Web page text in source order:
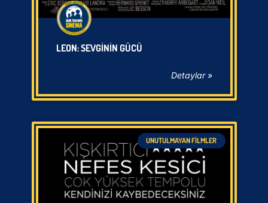
LEON: SEVGININ GÜCÜ
Detaylar »
UNUTULMAYAN FILMLER